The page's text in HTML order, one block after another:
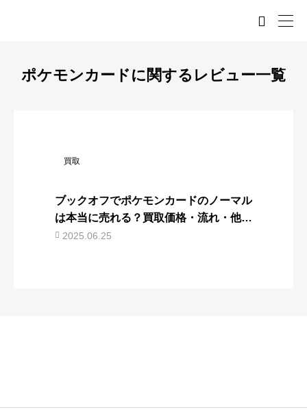

ポケモンカードに関するレビュー一覧
買取
ブックオフでポケモンカードのノーマル
は本当に売れる？買取価格・流れ・他社
比較まで徹底解説
2025.06.25